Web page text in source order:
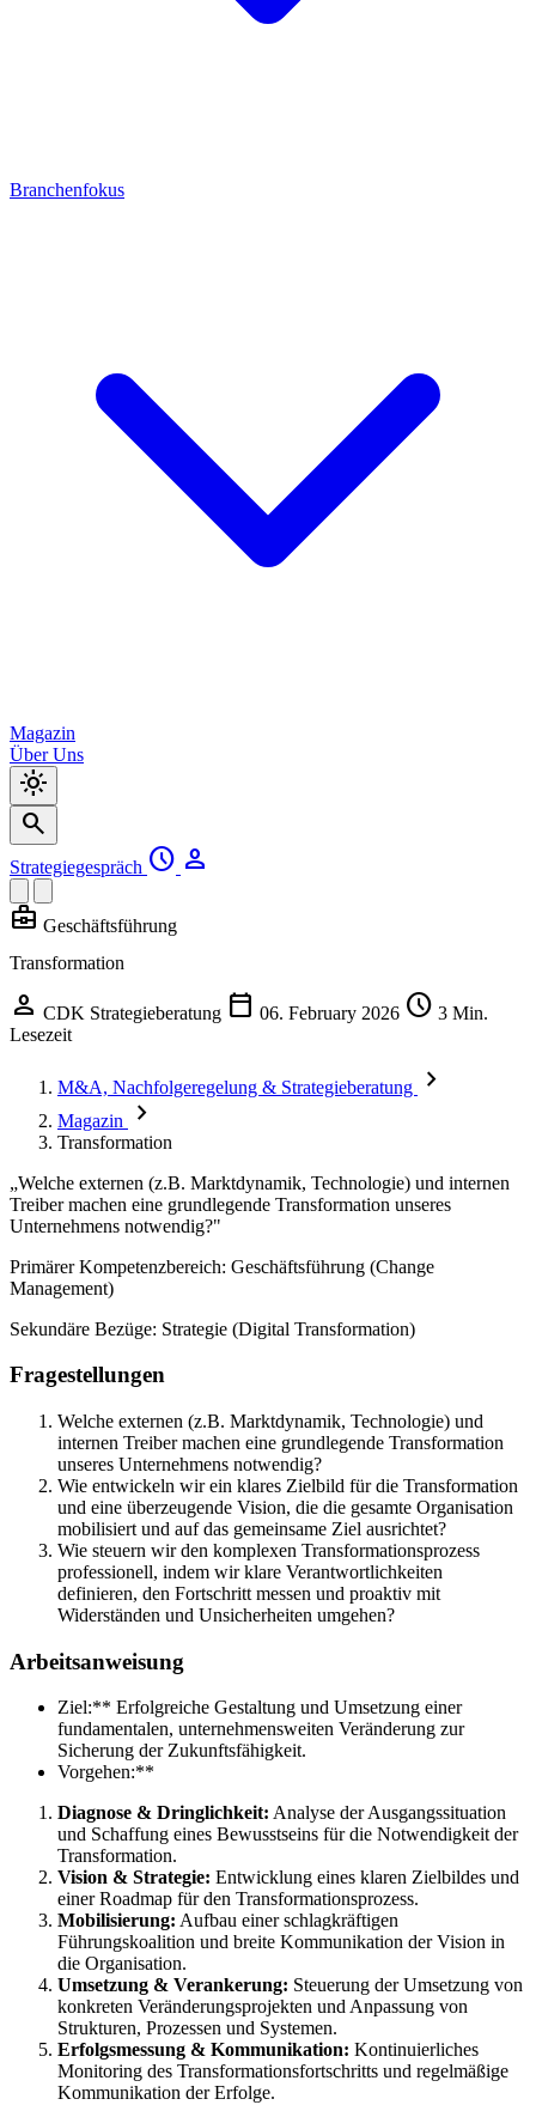
Branchenfokus
Magazin
Über Uns
light_mode
search
Strategiegespräch schedule person
business_center Geschäftsführung
Transformation
person CDK Strategieberatung calendar_today 06. February 2026 schedule 3 Min.
Lesezeit
M&A, Nachfolgeregelung & Strategieberatung chevron_right
Magazin chevron_right
Transformation
„Welche externen (z.B. Marktdynamik, Technologie) und internen
Treiber machen eine grundlegende Transformation unseres
Unternehmens notwendig?"
Primärer Kompetenzbereich: Geschäftsführung (Change
Management)
Sekundäre Bezüge: Strategie (Digital Transformation)
Fragestellungen
Welche externen (z.B. Marktdynamik, Technologie) und
internen Treiber machen eine grundlegende Transformation
unseres Unternehmens notwendig?
Wie entwickeln wir ein klares Zielbild für die Transformation
und eine überzeugende Vision, die die gesamte Organisation
mobilisiert und auf das gemeinsame Ziel ausrichtet?
Wie steuern wir den komplexen Transformationsprozess
professionell, indem wir klare Verantwortlichkeiten
definieren, den Fortschritt messen und proaktiv mit
Widerständen und Unsicherheiten umgehen?
Arbeitsanweisung
Ziel:** Erfolgreiche Gestaltung und Umsetzung einer
fundamentalen, unternehmensweiten Veränderung zur
Sicherung der Zukunftsfähigkeit.
Vorgehen:**
Diagnose & Dringlichkeit: Analyse der Ausgangssituation
und Schaffung eines Bewusstseins für die Notwendigkeit der
Transformation.
Vision & Strategie: Entwicklung eines klaren Zielbildes und
einer Roadmap für den Transformationsprozess.
Mobilisierung: Aufbau einer schlagkräftigen
Führungskoalition und breite Kommunikation der Vision in
die Organisation.
Umsetzung & Verankerung: Steuerung der Umsetzung von
konkreten Veränderungsprojekten und Anpassung von
Strukturen, Prozessen und Systemen.
Erfolgsmessung & Kommunikation: Kontinuierliches
Monitoring des Transformationsfortschritts und regelmäßige
Kommunikation der Erfolge.